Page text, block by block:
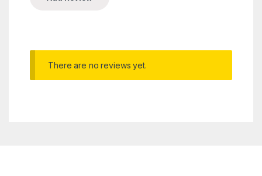
There are no reviews yet.